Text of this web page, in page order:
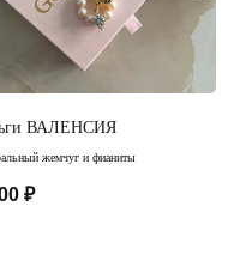
ВАЛЕНСИЯ
жемчуг и фианиты
₽